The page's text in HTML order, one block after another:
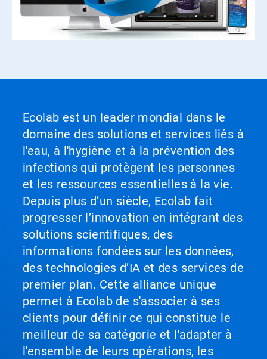
Ecolab est un leader mondial dans le
domaine des solutions et services liés à
l'eau, à l'hygiène et à la prévention des
infections qui protègent les personnes
et les ressources essentielles à la vie.
Depuis plus d’un siècle, Ecolab fait
progresser l’innovation en intégrant des
solutions scientifiques, des
informations fondées sur les données,
des technologies d’IA et des services de
premier plan. Cette alliance unique
permet à Ecolab de s'associer à ses
clients pour définir ce qui constitue le
meilleur de sa catégorie et l'adapter à
l'ensemble de leurs opérations, les